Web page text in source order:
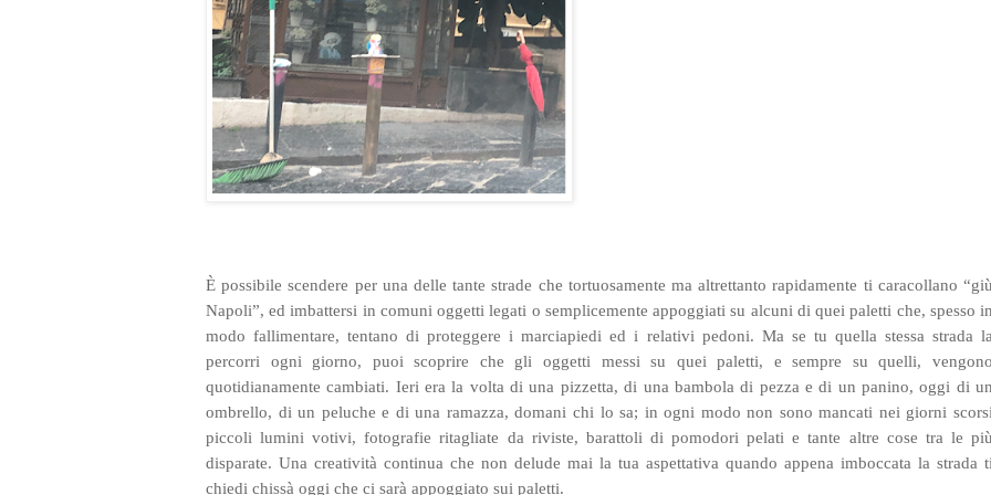
È possibile scendere per una delle tante strade che tortuosamente ma altrettanto rapidamente ti caracollano “giù
Napoli”, ed imbattersi in comuni oggetti legati o semplicemente appoggiati su alcuni di quei paletti che, spesso in
modo fallimentare, tentano di proteggere i marciapiedi ed i relativi pedoni. Ma se tu quella stessa strada la
percorri ogni giorno, puoi scoprire che gli oggetti messi su quei paletti, e sempre su quelli, vengono
quotidianamente cambiati. Ieri era la volta di una pizzetta, di una bambola di pezza e di un panino, oggi di un
ombrello, di un peluche e di una ramazza, domani chi lo sa; in ogni modo non sono mancati nei giorni scorsi
piccoli lumini votivi, fotografie ritagliate da riviste, barattoli di pomodori pelati e tante altre cose tra le più
disparate. Una creatività continua che non delude mai la tua aspettativa quando appena imboccata la strada ti
chiedi chissà oggi che ci sarà appoggiato sui paletti.